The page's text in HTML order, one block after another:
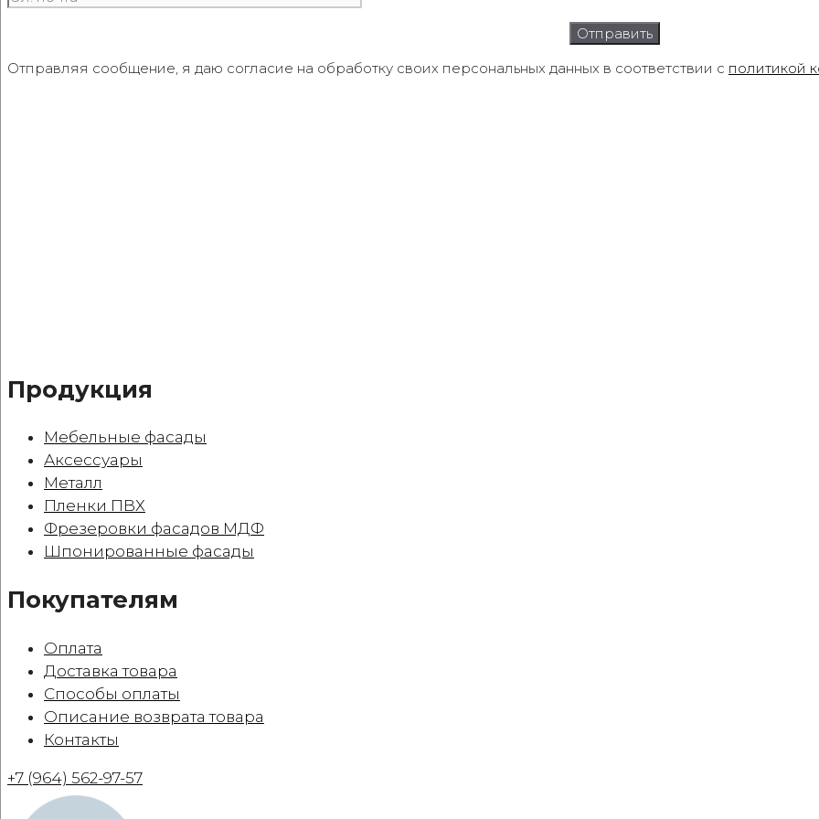
Отправляя сообщение, я даю согласие на обработку своих персональных данных в соответствии с политикой
Продукция
Мебельные фасады
Аксессуары
Металл
Пленки ПВХ
Фрезеровки фасадов МДФ
Шпонированные фасады
Покупателям
Оплата
Доставка товара
Способы оплаты
Описание возврата товара
Контакты
+7 (964) 562-97-57